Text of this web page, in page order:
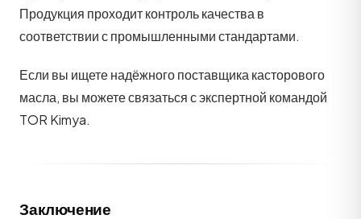
Продукция проходит контроль качества в
соответствии с промышленными стандартами.
Если вы ищете надёжного поставщика касторового
масла, вы можете связаться с экспертной командой
TOR Kimya.
Заключение